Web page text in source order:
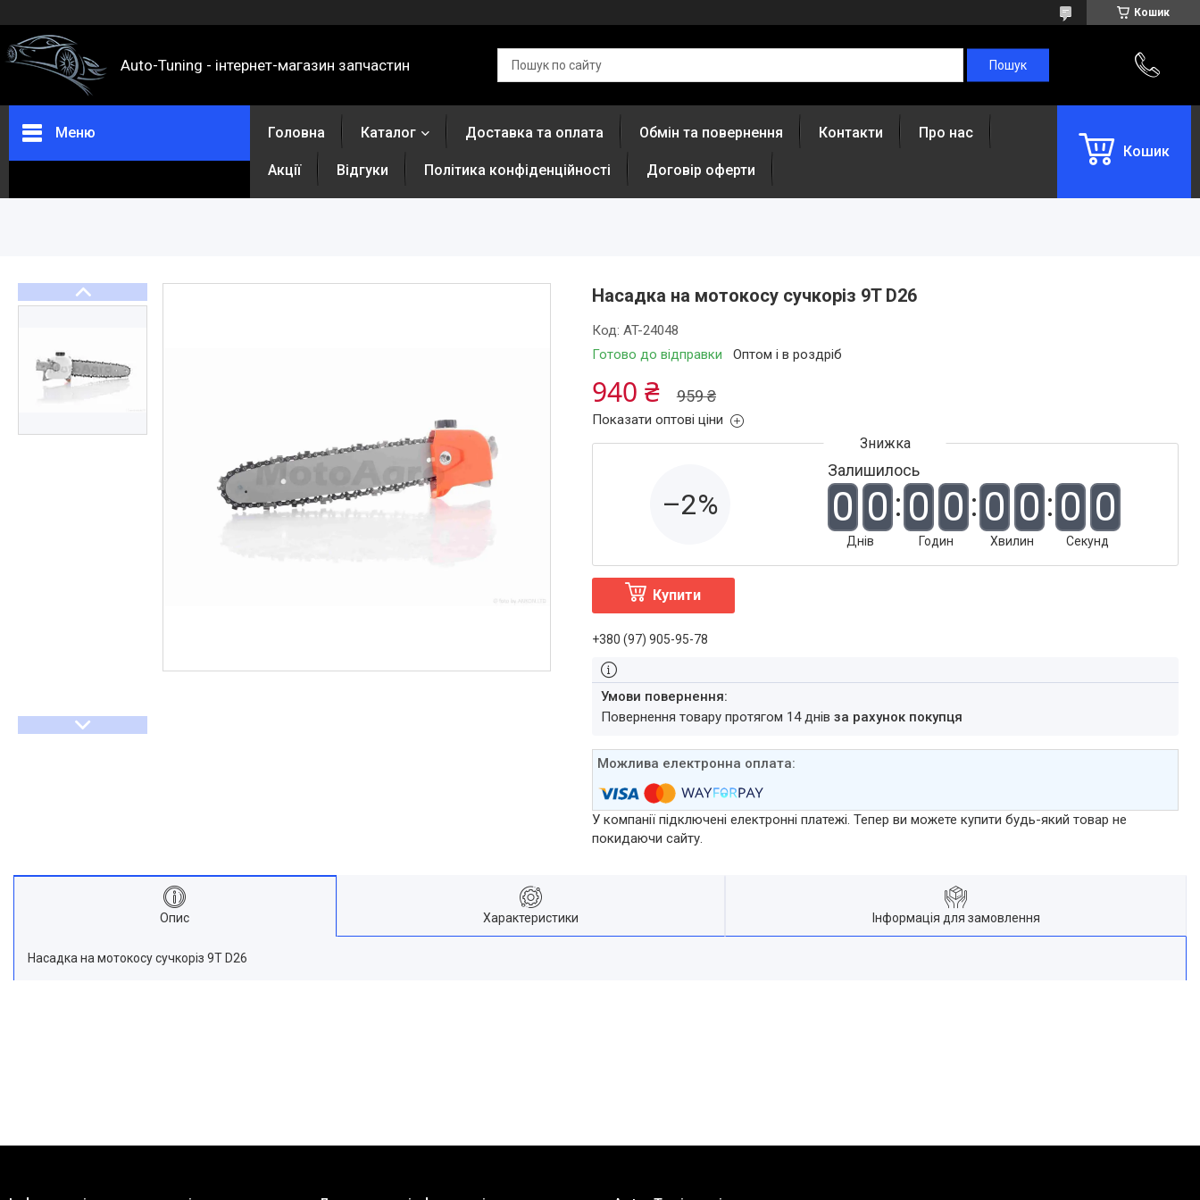
Кошик
Auto-Tuning - інтернет-магазин запчастин
Меню
Повернення та обмін
Акції
Головна Каталог Доставка та оплата Обмін та повернення Контакти Про нас
Акції Відгуки Політика конфіденційності Договір оферти
Кошик
Насадка на мотокосу сучкоріз 9T D26
Готово до відправки Оптом і в роздріб
Код: AT-24048
959 ₴
940 ₴
Показати оптові ціни
–2%
Залишилось
0 0
Днів
0 0
Годин
0 0
Хвилин
0 0
Секунд
Купити
+380 (97) 905-95-78
повернення товару протягом 14 днів за рахунок покупця
У компанії підключені електронні платежі. Тепер ви можете купити будь-який товар не
покидаючи сайту.
Опис Характеристики Інформація для замовлення
Насадка на мотокосу сучкоріз 9T D26